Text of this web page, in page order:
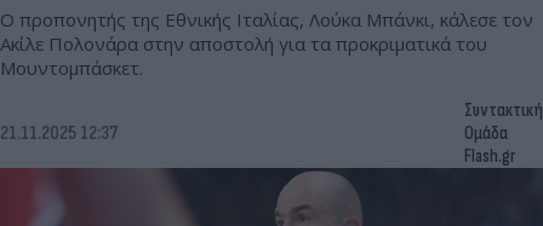
Ο προπονητής της Εθνικής Ιταλίας, Λούκα Μπάνκι, κάλεσε τον
Ακίλε Πολονάρα στην αποστολή για τα προκριματικά του
Μουντομπάσκετ.
21.11.2025 12:37
Συντακτική
Ομάδα
Flash.gr